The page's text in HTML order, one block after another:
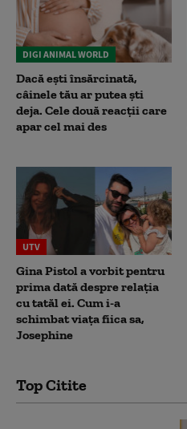
DIGI ANIMAL WORLD
Dacă ești însărcinată,
câinele tău ar putea ști
deja. Cele două reacții care
apar cel mai des
UTV
Gina Pistol a vorbit pentru
prima dată despre relația
cu tatăl ei. Cum i-a
schimbat viața fiica sa,
Josephine
Top Citite